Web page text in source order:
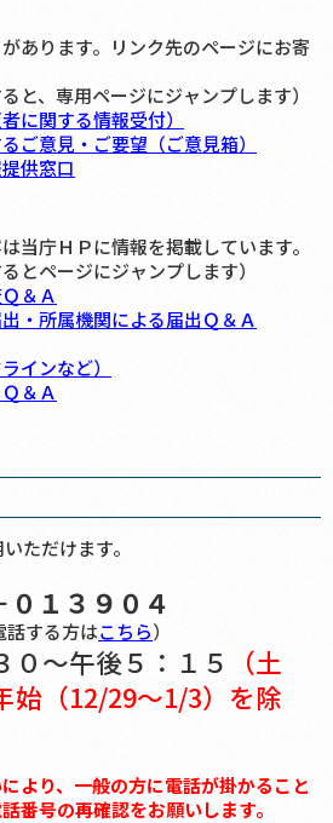
あります。リンク先のページにお寄
と、専用ページにジャンプします）
に関する情報受付）
ご意見・ご要望（ご意見箱）
供窓口
当庁ＨＰに情報を掲載しています。
とページにジャンプします）
＆Ａ
・所属機関による届出Ｑ＆Ａ
インなど）
＆Ａ
ただけます。
１３９０４
話する方はこちら）
０～午後５：１５
（土
始（12/29～1/3）を除
より、一般の方に電話が掛かること
番号の再確認をお願いします。